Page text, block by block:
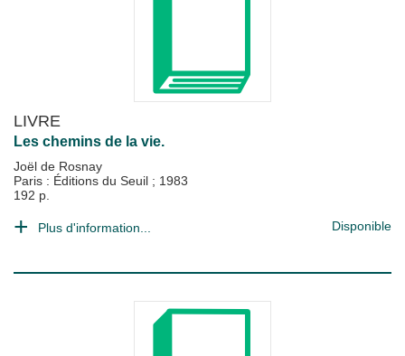
LIVRE
Les chemins de la vie.
Joël de Rosnay
Paris : Éditions du Seuil ; 1983
192 p.
Plus d'information... Disponible